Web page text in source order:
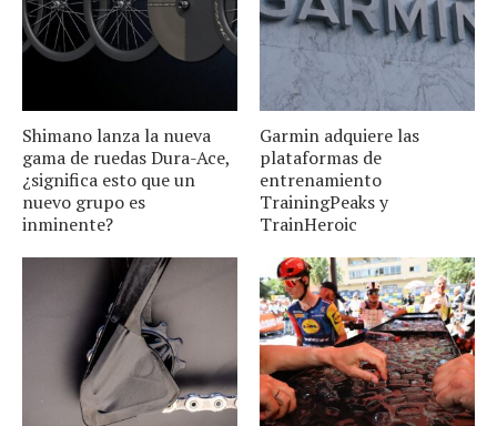
Shimano lanza la nueva
gama de ruedas Dura-Ace,
¿significa esto que un
nuevo grupo es
inminente?
Garmin adquiere las
plataformas de
entrenamiento
TrainingPeaks y
TrainHeroic